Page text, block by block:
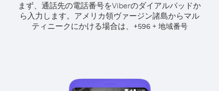
まず、通話先の電話番号をViberのダイアルパッドか
ら入力します。 アメリカ領ヴァージン諸島からマル
ティニークにかける場合は、
+596 + 地域番号